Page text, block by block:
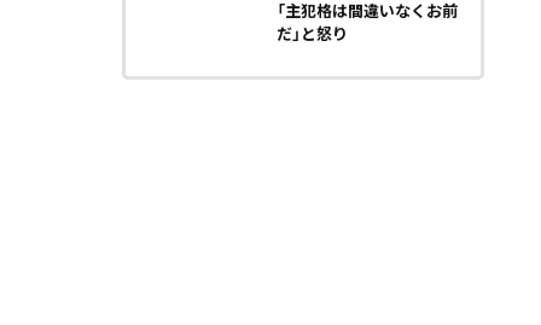
「主犯格は間違いなくお前
だ」と怒り